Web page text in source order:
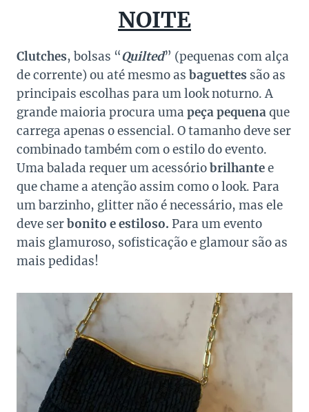
NOITE
Clutches, bolsas “Quilted” (pequenas com alça
de corrente) ou até mesmo as baguettes são as
principais escolhas para um look noturno. A
grande maioria procura uma peça pequenaque
carrega apenas o essencial. O tamanho deve ser
combinado também com o estilo do evento.
Uma balada requer um acessóriobrilhantee
que chame a atenção assim como o look. Para
um barzinho, glitter não é necessário, mas ele
deve serbonito e estiloso. Para um evento
mais glamuroso, sofisticação e glamour são as
mais pedidas!